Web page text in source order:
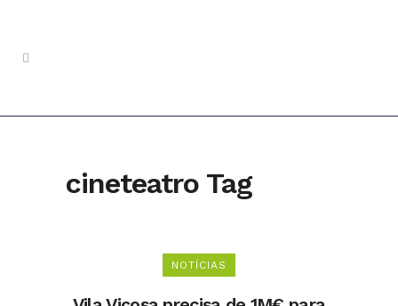
cineteatro Tag
NOTÍCIAS